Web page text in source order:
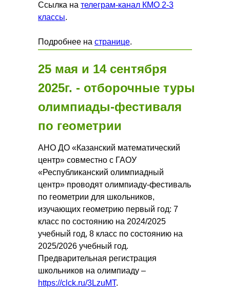
Ссылка на телеграм-канал КМО 2-3
классы.
Подробнее на странице.
25 мая и 14 сентября
2025г. - отборочные туры
олимпиады-фестиваля
по геометрии
АНО ДО «Казанский математический
центр» совместно с ГАОУ
«Республиканский олимпиадный
центр» проводят олимпиаду-фестиваль
по геометрии для школьников,
изучающих геометрию первый год: 7
класс по состоянию на 2024/2025
учебный год, 8 класс по состоянию на
2025/2026 учебный год.
Предварительная регистрация
школьников на олимпиаду –
https://clck.ru/3LzuMT.